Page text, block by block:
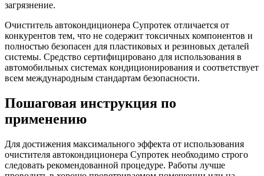
загрязнение.
Очиститель автокондиционера Супротек отличается от
конкурентов тем, что не содержит токсичных компонентов и
полностью безопасен для пластиковых и резиновых деталей
системы. Средство сертифицировано для использования в
автомобильных системах кондиционирования и соответствует
всем международным стандартам безопасности.
Пошаговая инструкция по
применению
Для достижения максимального эффекта от использования
очистителя автокондиционера Супротек необходимо строго
следовать рекомендованной процедуре. Работы лучше